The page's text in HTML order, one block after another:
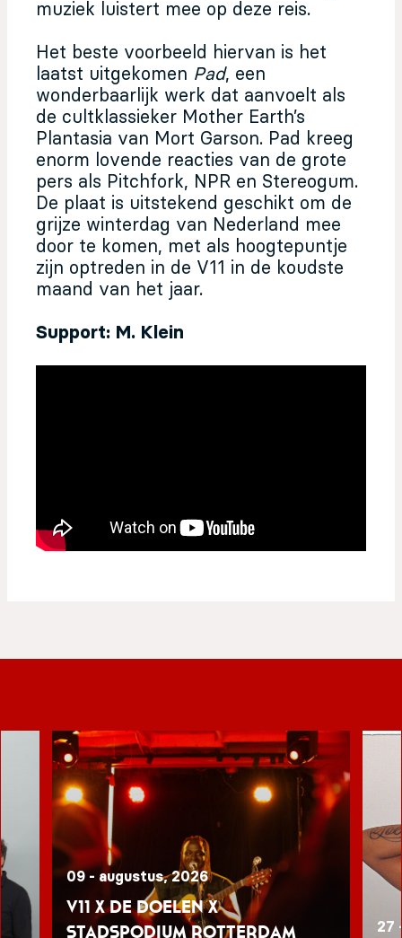
muziek luistert mee op deze reis.
Het beste voorbeeld hiervan is het
laatst uitgekomen Pad, een
wonderbaarlijk werk dat aanvoelt als
de cultklassieker Mother Earth’s
Plantasia van Mort Garson. Pad kreeg
enorm lovende reacties van de grote
pers als Pitchfork, NPR en Stereogum.
De plaat is uitstekend geschikt om de
grijze winterdag van Nederland mee
door te komen, met als hoogtepuntje
zijn optreden in de V11 in de koudste
maand van het jaar.
Support: M. Klein
09 - augustus, 2026
V11 x De Doelen x
Stadspodium Rotterdam
27